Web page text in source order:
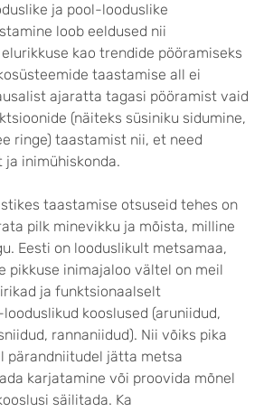
ja pool-looduslike
loob eeldused nii
kao trendide pööramiseks
taastamise all ei
ajaratta tagasi pööramist vaid
(näiteks süsiniku sidumine,
ringe) taastamist nii, et need
inimühiskonda.
taastamise otsuseid tehes on
pilk minevikku ja mõista, milline
Eesti on looduslikult metsamaa,
pikkuse inimajaloo vältel on meil
ja funktsionaalselt
kooslused (aruniidud,
rannaniidud). Nii võiks pika
pärandniitudel jätta metsa
karjatamine või proovida mõnel
säilitada. Ka